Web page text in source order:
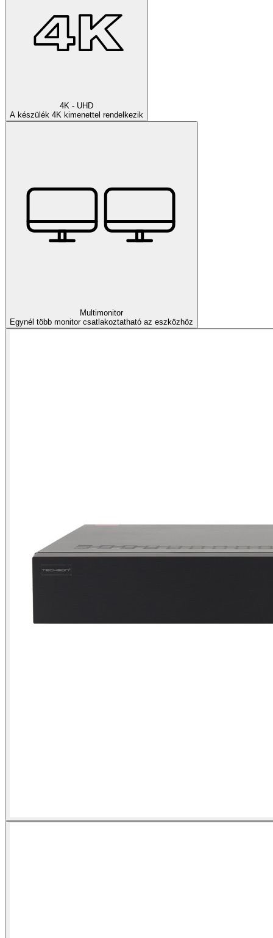
4K - UHD
A készülék 4K kimenettel rendelkezik
Multimonitor
Egynél több monitor csatlakoztatható az eszközhöz